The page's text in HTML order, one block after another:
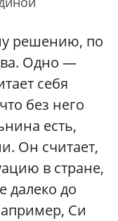
решению, по
Одно —
себя
без него
есть,
Он считает,
в стране,
далеко до
Си